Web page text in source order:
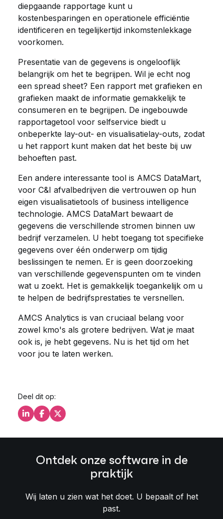
diepgaande rapportage kunt u
kostenbesparingen en operationele efficiëntie
identificeren en tegelijkertijd inkomstenlekkage
voorkomen.
Presentatie van de gegevens is ongelooflijk
belangrijk om het te begrijpen. Wil je echt nog
een spread sheet? Een rapport met grafieken en
grafieken maakt de informatie gemakkelijk te
consumeren en te begrijpen. De ingebouwde
rapportagetool voor selfservice biedt u
onbeperkte lay-out- en visualisatielay-outs, zodat
u het rapport kunt maken dat het beste bij uw
behoeften past.
Een andere interessante tool is AMCS DataMart,
voor C&I afvalbedrijven die vertrouwen op hun
eigen visualisatietools of business intelligence
technologie. AMCS DataMart bewaart de
gegevens die verschillende stromen binnen uw
bedrijf verzamelen. U hebt toegang tot specifieke
gegevens over één onderwerp om tijdig
beslissingen te nemen. Er is geen doorzoeking
van verschillende gegevenspunten om te vinden
wat u zoekt. Het is gemakkelijk toegankelijk om u
te helpen de bedrijfsprestaties te versnellen.
AMCS Analytics is van cruciaal belang voor
zowel kmo's als grotere bedrijven. Wat je maat
ook is, je hebt gegevens. Nu is het tijd om het
voor jou te laten werken.
Deel dit op:
Deel dit op LinkedIn
Deel dit op Facebook
Deel dit op X
Ontdek onze software in de
praktijk
Wij laten u zien wat het doet. U bepaalt of het
past.